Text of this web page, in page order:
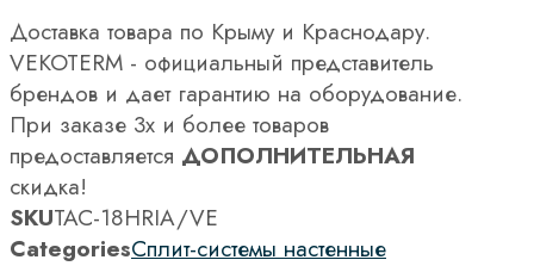
Доставка товара по Крыму и Краснодару.
VEKOTERM - официальный представитель
брендов и дает гарантию на оборудование.
При заказе 3х и более товаров
предоставляется ДОПОЛНИТЕЛЬНАЯ
скидка!
SKUTAC-18HRIA/VE
CategoriesСплит-системы настенные